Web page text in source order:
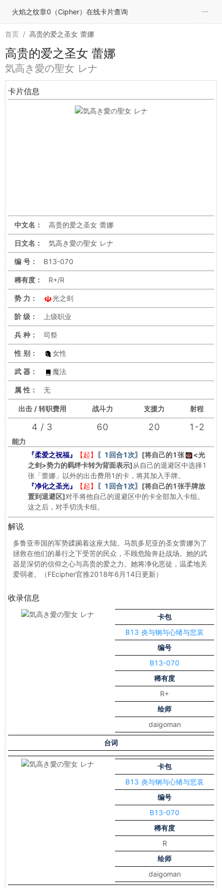
火焰之纹章0（Cipher）在线卡片查询 ···
首页 / 高贵的爱之圣女 蕾娜
高贵的爱之圣女 蕾娜
気高き愛の聖女 レナ
卡片信息
中文名： 高贵的爱之圣女 蕾娜
日文名： 気高き愛の聖女 レナ
编 号： B13-070
稀有度： R+/R
势 力： 光之剑
阶 级： 上级职业
兵 种： 司祭
性 别： 女性
武 器： 魔法
属 性： 无
出击 / 转职费用 战斗力 支援力 射程
4 / 3 60 20 1-2
能力
『柔爱之祝福』
【起】 〖1回合1次〗 [将自己的1张
<光
之剑>势力的羁绊卡转为背面表示]从自己的退避区中选择1
张「蕾娜」以外的出击费用1的卡，将其加入手牌。
『净化之圣光』
【起】 〖1回合1次〗 [将自己的1张手牌放
置到退避区]对手将他自己的退避区中的卡全部加入卡组。
这之后，对手切洗卡组。
解说
多鲁亚帝国的军势蹂躏着这座大陆。马凯多尼亚的圣女蕾娜为了
拯救在他们的暴行之下受苦的民众，不顾危险奔赴战场。她的武
器是深切的信仰之心与高贵的爱之力。她将净化恶徒，温柔地关
爱弱者。（FEcipher官推2018年6月14日更新）
收录信息
卡包
B13 炎与钢与心绪与悲哀
编号
B13-070
稀有度
R+
绘师
daigoman
台词
卡包
B13 炎与钢与心绪与悲哀
编号
B13-070
稀有度
R
绘师
daigoman